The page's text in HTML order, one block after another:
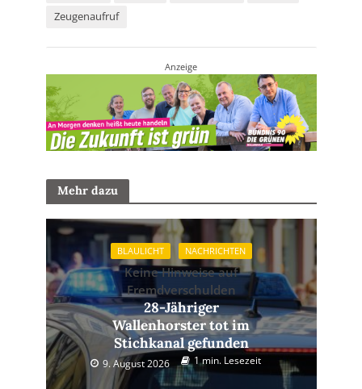
Zeugenaufruf
Anzeige
Mehr dazu
BLAULICHT NACHRICHTEN
Keine Hinweise auf
Fremdverschulden
28-Jähriger
Wallenhorster tot im
Stichkanal gefunden
9. August 2026 1 min. Lesezeit